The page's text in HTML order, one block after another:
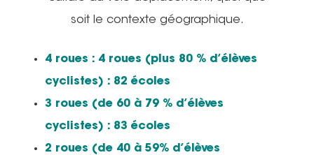
soit le contexte géographique.
4 roues : 4 roues (plus 80 % d’élèves
cyclistes) : 82 écoles
3 roues (de 60 à 79 % d’élèves
cyclistes) : 83 écoles
2 roues (de 40 à 59% d’élèves